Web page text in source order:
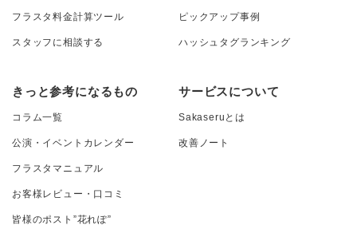
フラスタ料金計算ツール
スタッフに相談する
ピックアップ事例
ハッシュタグランキング
きっと参考になるもの
コラム一覧
公演・イベントカレンダー
フラスタマニュアル
お客様レビュー・口コミ
皆様のポスト”花れぽ”
サービスについて
Sakaseruとは
改善ノート